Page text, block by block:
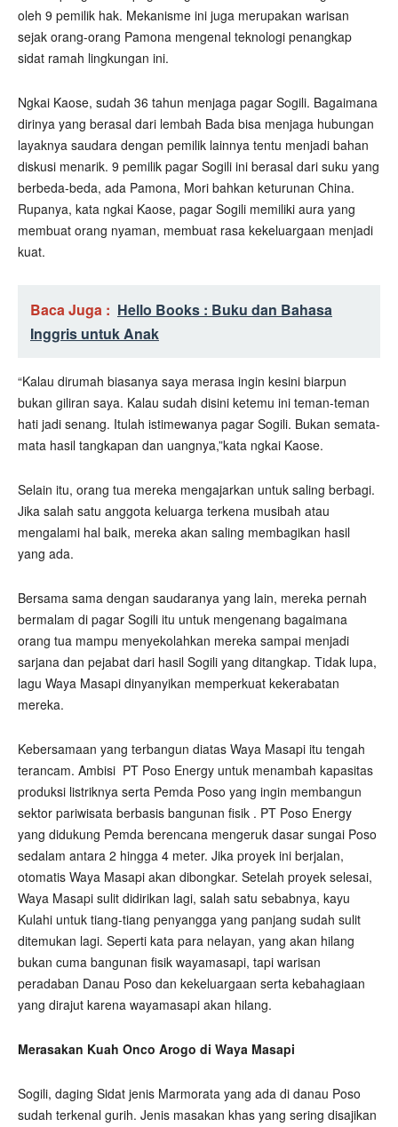
oleh 9 pemilik hak. Mekanisme ini juga merupakan warisan
sejak orang-orang Pamona mengenal teknologi penangkap
sidat ramah lingkungan ini.
Ngkai Kaose, sudah 36 tahun menjaga pagar Sogili. Bagaimana
dirinya yang berasal dari lembah Bada bisa menjaga hubungan
layaknya saudara dengan pemilik lainnya tentu menjadi bahan
diskusi menarik. 9 pemilik pagar Sogili ini berasal dari suku yang
berbeda-beda, ada Pamona, Mori bahkan keturunan China.
Rupanya, kata ngkai Kaose, pagar Sogili memiliki aura yang
membuat orang nyaman, membuat rasa kekeluargaan menjadi
kuat.
Baca Juga : Hello Books : Buku dan Bahasa
Inggris untuk Anak
“Kalau dirumah biasanya saya merasa ingin kesini biarpun
bukan giliran saya. Kalau sudah disini ketemu ini teman-teman
hati jadi senang. Itulah istimewanya pagar Sogili. Bukan semata-
mata hasil tangkapan dan uangnya,”kata ngkai Kaose.
Selain itu, orang tua mereka mengajarkan untuk saling berbagi.
Jika salah satu anggota keluarga terkena musibah atau
mengalami hal baik, mereka akan saling membagikan hasil
yang ada.
Bersama sama dengan saudaranya yang lain, mereka pernah
bermalam di pagar Sogili itu untuk mengenang bagaimana
orang tua mampu menyekolahkan mereka sampai menjadi
sarjana dan pejabat dari hasil Sogili yang ditangkap. Tidak lupa,
lagu Waya Masapi dinyanyikan memperkuat kekerabatan
mereka.
Kebersamaan yang terbangun diatas Waya Masapi itu tengah
terancam. Ambisi PT Poso Energy untuk menambah kapasitas
produksi listriknya serta Pemda Poso yang ingin membangun
sektor pariwisata berbasis bangunan fisik . PT Poso Energy
yang didukung Pemda berencana mengeruk dasar sungai Poso
sedalam antara 2 hingga 4 meter. Jika proyek ini berjalan,
otomatis Waya Masapi akan dibongkar. Setelah proyek selesai,
Waya Masapi sulit didirikan lagi, salah satu sebabnya, kayu
Kulahi untuk tiang-tiang penyangga yang panjang sudah sulit
ditemukan lagi. Seperti kata para nelayan, yang akan hilang
bukan cuma bangunan fisik wayamasapi, tapi warisan
peradaban Danau Poso dan kekeluargaan serta kebahagiaan
yang dirajut karena wayamasapi akan hilang.
Merasakan Kuah Onco Arogo di Waya Masapi
Sogili, daging Sidat jenis Marmorata yang ada di danau Poso
sudah terkenal gurih. Jenis masakan khas yang sering disajikan